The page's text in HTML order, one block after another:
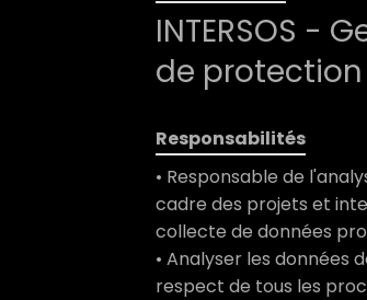
INTERSOS -
de protection
Responsabilités
• Responsable de
cadre des projets et
collecte de données
• Analyser les
respect de tous les